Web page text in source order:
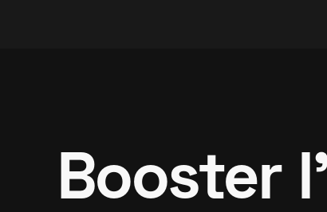
Booster